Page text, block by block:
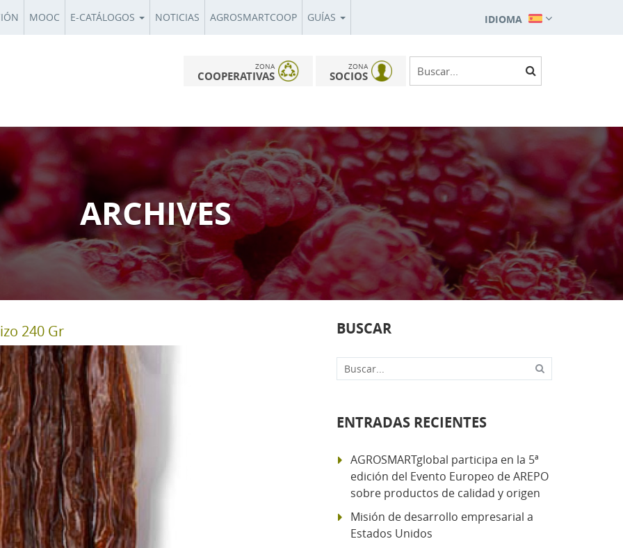
MOOC E-CATÁLOGOS NOTICIAS AGROSMARTCOOP GUÍAS IDIOMA
ZONA
COOPERATIVAS
ZONA
SOCIOS
ARCHIVES
240 Gr BUSCAR
Buscar...
ENTRADAS RECIENTES
AGROSMARTglobal participa en la 5ª
edición del Evento Europeo de AREPO
sobre productos de calidad y origen
Misión de desarrollo empresarial a
Estados Unidos